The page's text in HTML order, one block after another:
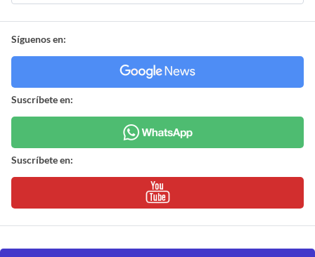
Síguenos en:
Suscríbete en:
Suscríbete en: